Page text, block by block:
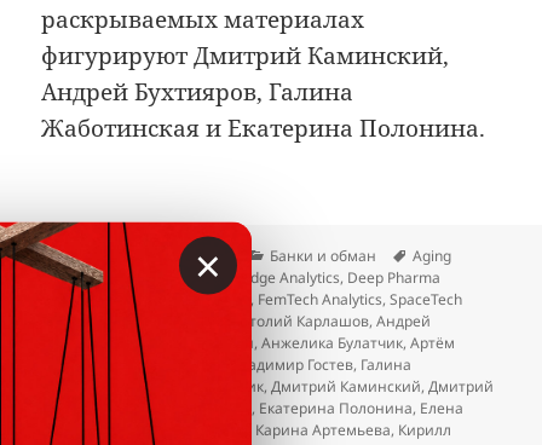
раскрываемых материалах
фигурируют Дмитрий Каминский,
Андрей Бухтияров, Галина
Жаботинская и Екатерина Полонина.
Опубликовано
26.04.2026 Автор
Вкладер Рубрики
Банки и обман Метки
Aging
Analytics Agency
Deep Knowledge Analytics, Deep Pharma
Intelligence
Dmitrii Caminschii , FemTech Analytics,SpaceTech
Analytics
Алексей Куцев Анатолий Карлашов,Андрей
Бухтияров
Андрей Гераськин,Анжелика Булатчик,Артём
Яманов
Вадим Аркадьев Владимир Гостев, Галина
Жаботинская
,Дмитрий Гриник,Дмитрий Каминский,Дмитрий
Коноков
Дмитрий Сальтиков , Екатерина Полонина, Елена
Кузнецова
Жанна Тимохина Карина Артемьева, Кирилл
×